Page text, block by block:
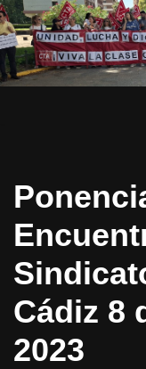
Saltar
al
contenido
Cádiz 8
2023